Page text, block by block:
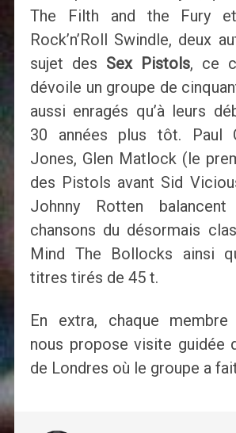
The Filth and the Fury
Rock’n’Roll Swindle, deux
sujet des Sex Pistols, ce
dévoile un groupe de
aussi enragés qu’à leurs
30 années plus tôt. Paul
Jones, Glen Matlock (le
des Pistols avant Sid
Johnny Rotten
chansons du désormais
Mind The Bollocks ainsi
titres tirés de 45 t.
En extra, chaque
nous propose visite guidée
de Londres où le groupe a